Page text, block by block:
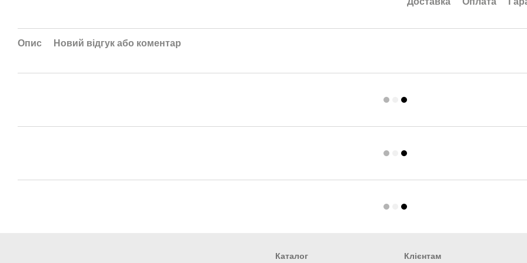
Опис Новий відгук або коментар
Каталог Клієнтам